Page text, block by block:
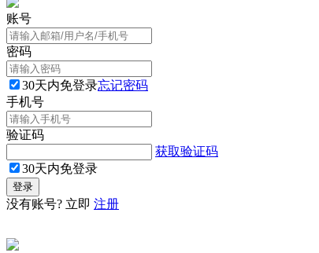
账号
密码
30天内免登录忘记密码
手机号
验证码
获取验证码
30天内免登录
没有账号? 立即 注册